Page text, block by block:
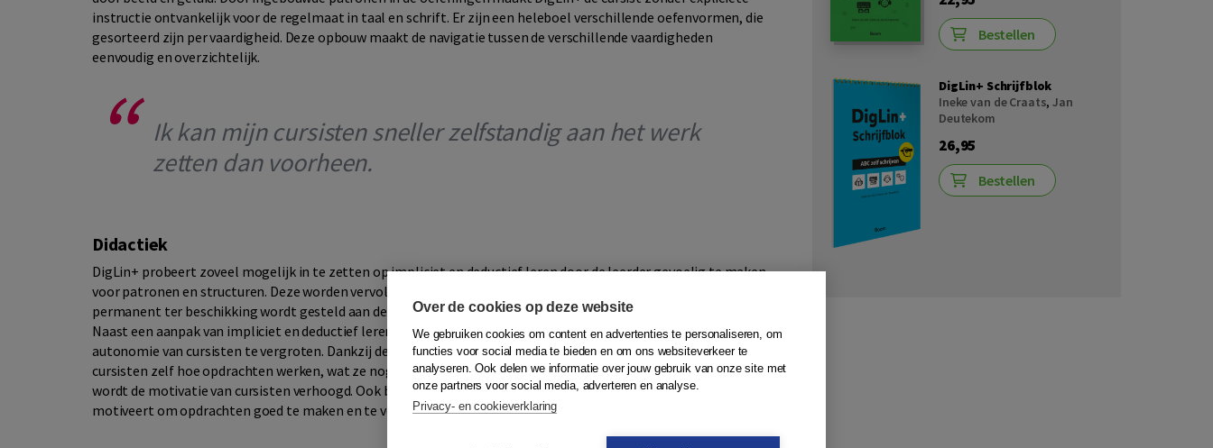
instructie ontvankelijk voor de regelmaat in taal en schrift. Er zijn een heleboel verschillende oefenvormen, die
gesorteerd zijn per vaardigheid. Deze opbouw maakt de navigatie tussen de verschillende vaardigheden
eenvoudig en overzichtelijk.
Ik kan mijn cursisten sneller zelfstandig aan het werk
zetten dan voorheen.
Didactiek
DigLin+ probeert zoveel mogelijk in te zetten op impliciet en deductief leren door de leerder gevoelig te maken
voor patronen en structuren. Deze worden vervolgens ingevlochten in het taalaanbod, dat zoveel mogelijk
permanent ter beschikking wordt gesteld aan de cursist.
Naast een aanpak van impliciet en deductief leren, maakt DigLin+ ook gebruik van onderzoekend leren om zo de
autonomie van cursisten te vergroten. Dankzij de heldere opbouw en automatische feedback ontdekken
cursisten zelf hoe opdrachten werken, wat ze nog niet beheersen en waar ze dit kunnen leren. Op deze manier
wordt de motivatie van cursisten verhoogd. Ook bevatten de oefeningen een zeker spelelement, wat de cursisten
motiveert om opdrachten goed te maken en te voltooien.
Bestellen
DigLin+ Schrijfblok
Ineke van de Craats,Jan
Deutekom
26,95
Bestellen
Over de cookies op deze website
We gebruiken cookies om content en advertenties te personaliseren, om
functies voor social media te bieden en om ons websiteverkeer te
analyseren. Ook delen we informatie over jouw gebruik van onze site met
onze partners voor social media, adverteren en analyse.
Privacy- en cookieverklaring